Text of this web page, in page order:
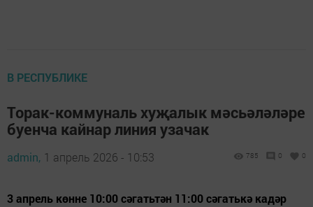
В РЕСПУБЛИКЕ
Торак-коммуналь хуҗалык мәсьәләләре
буенча кайнар линия узачак
admin, 1 апрель 2026 - 10:53 785 0 0
3 апрель көнне 10:00 сәгатьтән 11:00 сәгатькә кадәр